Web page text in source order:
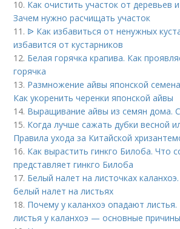
10. Как очистить участок от деревьев
Зачем нужно расчищать участок
11. ᐉ Как избавиться от ненужных
избавится от кустарников
12. Белая горячка крапива. Как
горячка
13. Размножение айвы японской
Как укоренить черенки японской айвы
14. Выращивание айвы из семян дома.
15. Когда лучше сажать дубки весной
Правила ухода за Китайской
16. Как вырастить гинкго Билоба. Что
представляет гинкго Билоба
17. Белый налет на листочках
белый налет на листьях
18. Почему у каланхоэ опадают
листья у каланхоэ — основные причины